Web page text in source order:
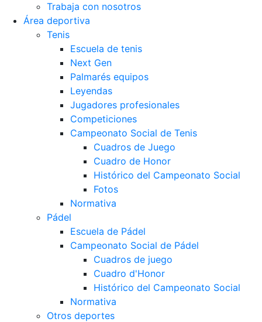
Trabaja con nosotros
Área deportiva
Tenis
Escuela de tenis
Next Gen
Palmarés equipos
Leyendas
Jugadores profesionales
Competiciones
Campeonato Social de Tenis
Cuadros de Juego
Cuadro de Honor
Histórico del Campeonato Social
Fotos
Normativa
Pádel
Escuela de Pádel
Campeonato Social de Pádel
Cuadros de juego
Cuadro d'Honor
Histórico del Campeonato Social
Normativa
Otros deportes